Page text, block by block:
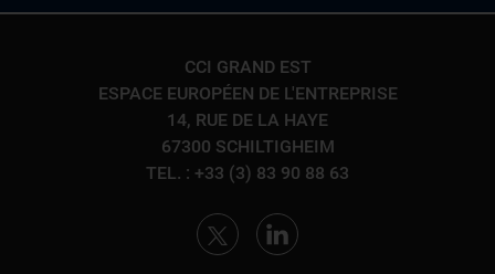
CCI GRAND EST
ESPACE EUROPÉEN DE L'ENTREPRISE
14, RUE DE LA HAYE
67300 SCHILTIGHEIM
TEL. : +33 (3) 83 90 88 63